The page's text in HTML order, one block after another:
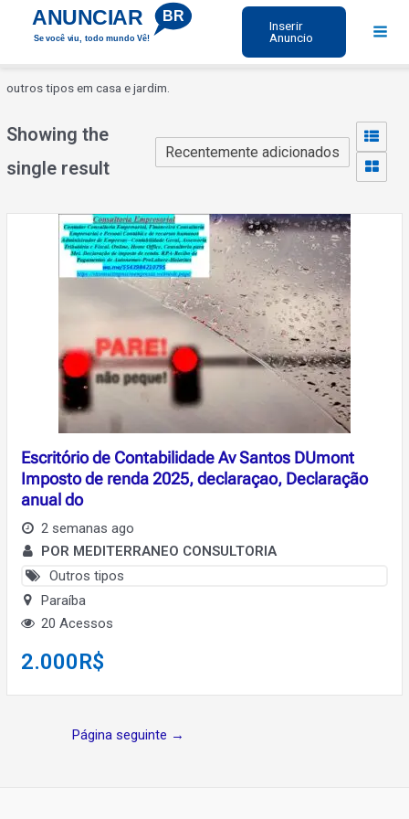
ANUNCIAR BR
Se você viu, todo mundo Vê!
Inserir
Anuncio
outros tipos em casa e jardim.
Showing the
single result
Escritório de Contabilidade Av Santos DUmont
Imposto de renda 2025, declaraçao, Declaração
anual do
2 semanas ago
POR MEDITERRANEO CONSULTORIA
Outros tipos
Paraíba
20 Acessos
2.000R$
Navegação
Página seguinte →